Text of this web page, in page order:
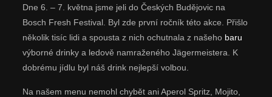
Dne 6. – 7. května jsme jeli do Českých Budějovic na
Bosch Fresh Festival. Byl zde první ročník této akce. Přišlo
několik tisíc lidi a spousta z nich ochutnala z našeho baru
výborné drinky a ledově namraženého Jägermeistera. K
dobrému jídlu byl náš drink nejlepší volbou.
Na našem menu nemohl chybět ani Aperol Spritz, Mojito,